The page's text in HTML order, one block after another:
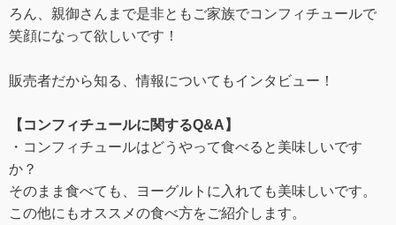
ろん、親御さんまで是非ともご家族でコンフィチュールで
笑顔になって欲しいです！
販売者だから知る、情報についてもインタビュー！
【コンフィチュールに関するQ&A】
・コンフィチュールはどうやって食べると美味しいです
か？
そのまま食べても、ヨーグルトに入れても美味しいです。
この他にもオススメの食べ方をご紹介します。